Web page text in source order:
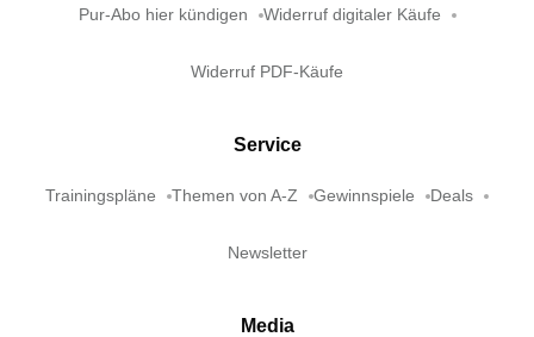
Pur-Abo hier kündigen Widerruf digitaler Käufe
Widerruf PDF-Käufe
Service
Trainingspläne Themen von A-Z Gewinnspiele Deals
Newsletter
Media